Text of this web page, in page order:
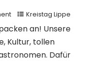
Kreistag Lippe
an! Unsere
Kultur, tollen
Dafür